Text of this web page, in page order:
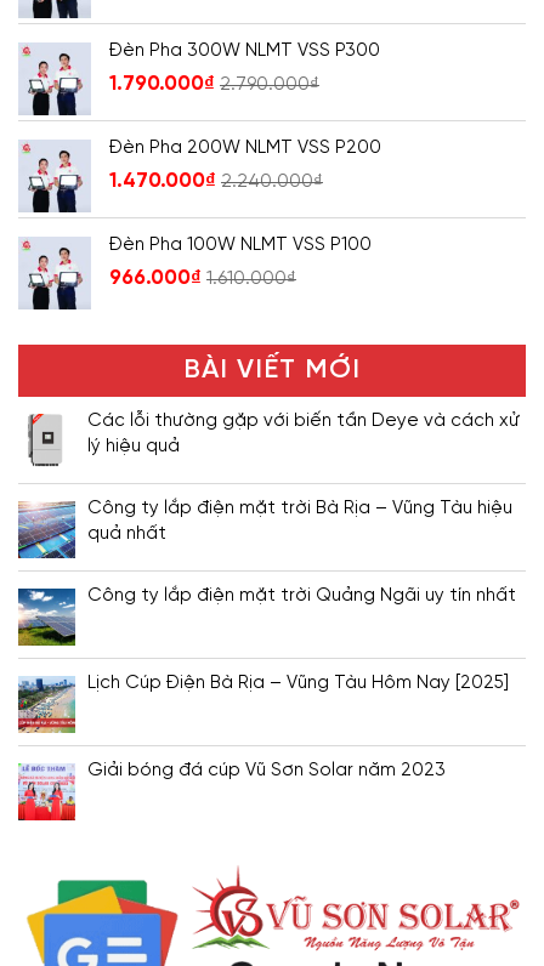
Đèn Pha 300W NLMT VSS P300
1.790.000₫ 2.790.000₫
Đèn Pha 200W NLMT VSS P200
1.470.000₫ 2.240.000₫
Đèn Pha 100W NLMT VSS P100
966.000₫ 1.610.000₫
BÀI VIẾT MỚI
Các lỗi thường gặp với biến tần Deye và cách xử
lý hiệu quả
Công ty lắp điện mặt trời Bà Rịa – Vũng Tàu hiệu
quả nhất
Công ty lắp điện mặt trời Quảng Ngãi uy tín nhất
Lịch Cúp Điện Bà Rịa – Vũng Tàu Hôm Nay [2025]
Giải bóng đá cúp Vũ Sơn Solar năm 2023